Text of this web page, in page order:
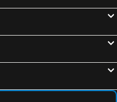
metra Anděl